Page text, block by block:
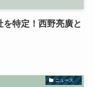
を特定！西野亮廣と
ニュース